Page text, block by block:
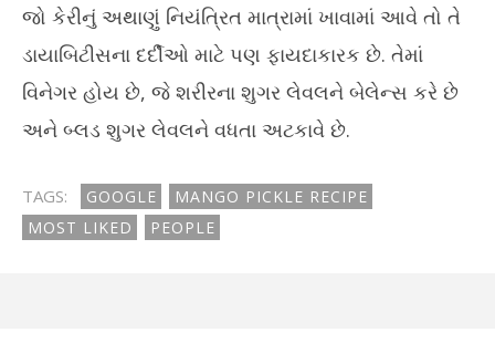
જો કેરીનું અથાણું નિયંત્રિત માત્રામાં ખાવામાં આવે તો તે
ડાયાબિટીસના દર્દીઓ માટે પણ ફાયદાકારક છે. તેમાં
વિનેગર હોય છે, જે શરીરના શુગર લેવલને બેલેન્સ કરે છે
અને બ્લડ શુગર લેવલને વધતા અટકાવે છે.
TAGS: GOOGLE
MANGO PICKLE RECIPE
MOST LIKED
PEOPLE